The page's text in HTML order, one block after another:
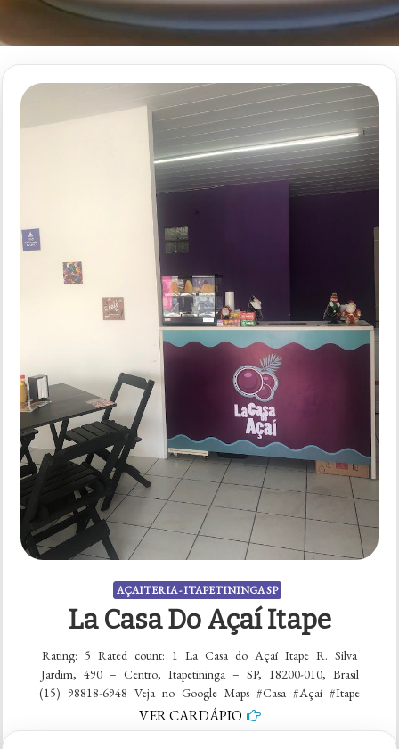
AÇAITERIA - ITAPETININGA SP
La Casa Do Açaí Itape
Rating: 5 Rated count: 1 La Casa do Açaí Itape R. Silva
Jardim, 490 – Centro, Itapetininga – SP, 18200-010, Brasil
(15) 98818-6948 Veja no Google Maps #Casa #Açaí #Itape
VER CARDÁPIO